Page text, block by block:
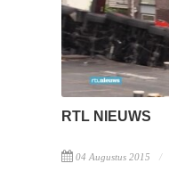
RTL NIEUWS
04 Augustus 2015